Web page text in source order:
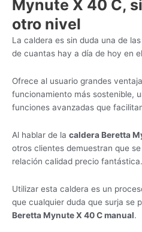
Mynute X 40 C,
otro nivel
La caldera es sin duda una de
de cuantas hay a día de hoy en
Ofrece al usuario grandes
funcionamiento más sostenible,
funciones avanzadas que
Al hablar de la caldera Beretta
otros clientes demuestran que
relación calidad precio fantástica.
Utilizar esta caldera es un
que cualquier duda que surja se
Beretta Mynute X 40 C manual.